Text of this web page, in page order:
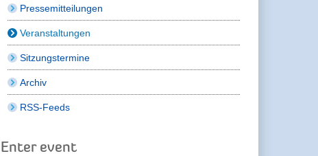
Pressemitteilungen
Veranstaltungen
Sitzungstermine
Archiv
RSS-Feeds
Enter event